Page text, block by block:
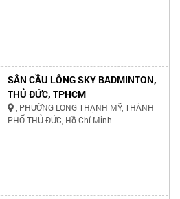
SÂN CẦU LÔNG SKY BADMINTON,
THỦ ĐỨC, TPHCM
, PHƯỜNG LONG THẠNH MỸ, THÀNH
PHỐ THỦ ĐỨC, Hồ Chí Minh